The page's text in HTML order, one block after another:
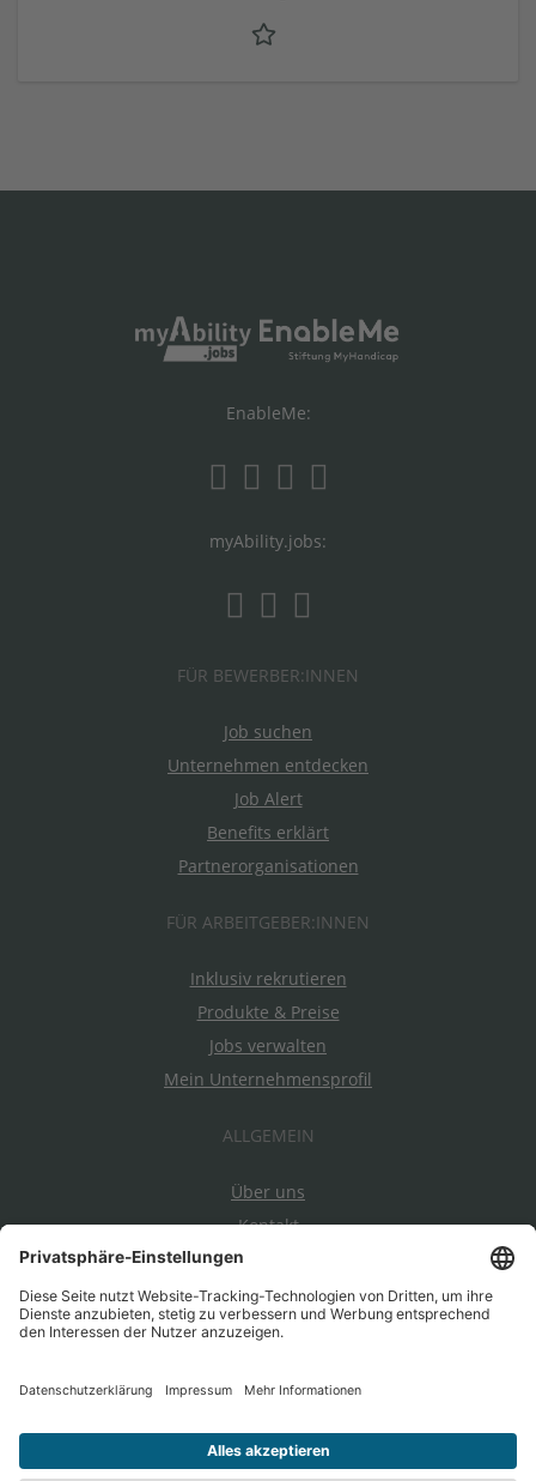
EnableMe:
myAbility.jobs:
FÜR BEWERBER:INNEN
Job suchen
Unternehmen entdecken
Job Alert
Benefits erklärt
Partnerorganisationen
FÜR ARBEITGEBER:INNEN
Inklusiv rekrutieren
Produkte & Preise
Jobs verwalten
Mein Unternehmensprofil
ALLGEMEIN
Über uns
Kontakt
Datenschutz
Impressum
AGBs